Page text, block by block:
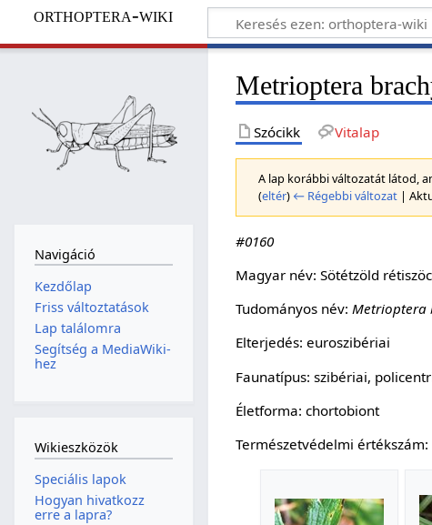
orthoptera-wiki
Metrioptera
Szócikk Vitalap
A lap korábbi változatát látod,
(eltér) ← Régebbi változat |
#0160
Magyar név: Sötétzöld
Tudományos név:Metrioptera
Elterjedés: euroszibériai
Faunatípus: szibériai,
Életforma: chortobiont
Természetvédelmi értékszám:
Navigáció
Kezdőlap
Friss változtatások
Lap találomra
Segítség a MediaWiki-
hez
Wikieszközök
Speciális lapok
Hogyan hivatkozz
erre a lapra?